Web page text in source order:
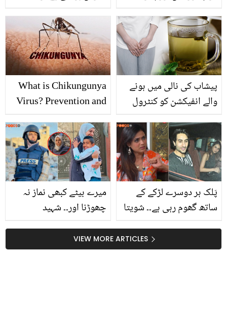
بتایا آشوب چشم کے آزمودہ
ٹوٹکے، ویڈیو
والی فوائل کے استعمال کے
وہ طریقے جو خواتین کے
خوب کام آئیں
What is Chikungunya
Virus? Prevention and
پیشاب کی نالی میں ہونے
والے انفیکشن کو کنٹرول
موجود ان 4 اشیاء کی
چائے کا استعمال کریں اور
پائیں راحت
میرے بیٹے کبھی نماز نہ
چھوڑنا اور۔۔ شہید
کے نام آخری خط ! کیا
نصیحتیں کیں؟ پڑھنے والے
پَلک ہر دوسرے لڑکے کے
ساتھ گھوم رہی ہے۔۔ شویتا
سے فکرمند کیوں رہتی
ہیں؟
VIEW MORE ARTICLES